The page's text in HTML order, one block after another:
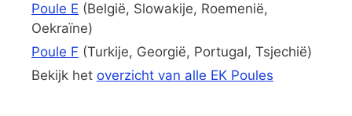
Poule E (België, Slowakije, Roemenië,
Oekraïne)
Poule F (Turkije, Georgië, Portugal, Tsjechië)
Bekijk het overzicht van alle EK Poules